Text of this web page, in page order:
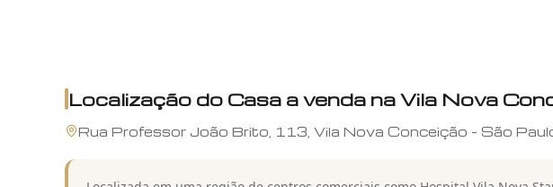
Localização do Casa a venda na Vila Nova
Rua Professor João Brito 113 Vila Nova Conceição - São